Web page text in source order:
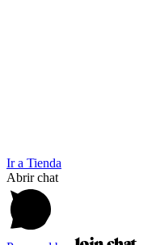
Ir a Tienda
Abrir chat